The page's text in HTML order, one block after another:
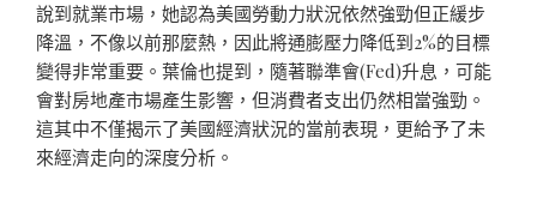
說到就業市場，她認為美國勞動力狀況依然強勁但正緩步
降溫，不像以前那麼熱，因此將通膨壓力降低到2%的目標
變得非常重要。葉倫也提到，隨著聯準會(Fed)升息，可能
會對房地產市場產生影響，但消費者支出仍然相當強勁。
這其中不僅揭示了美國經濟狀況的當前表現，更給予了未
來經濟走向的深度分析。